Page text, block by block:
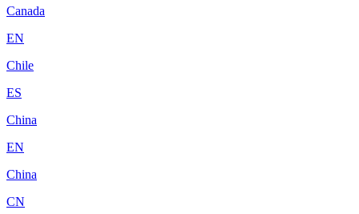
Canada
EN
Chile
ES
China
EN
China
CN